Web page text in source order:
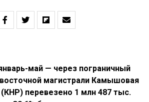
май — через пограничный
магистрали Камышовая
перевезено 1 млн 487 тыс.